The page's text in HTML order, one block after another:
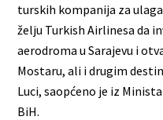
turskih kompanija za
želju Turkish Airlinesa da
aerodroma u Sarajevu i
Mostaru, ali i drugim
Luci, saopćeno je iz
BiH.